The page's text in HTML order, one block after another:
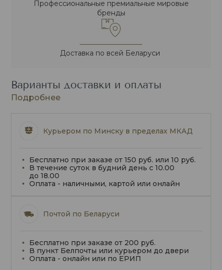
Профессиональные премиальные мировые
бренды
Доставка по всей Беларуси
Варианты доставки и оплаты
Подробнее
Курьером по Минску в пределах МКАД
Бесплатно при заказе от 150 руб. или 10 руб.
В течение суток в будний день с 10.00
до 18.00
Оплата - наличными, картой или онлайн
Почтой по Беларуси
Бесплатно при заказе от 200 руб.
В пункт Белпочты или курьером до двери
Оплата - онлайн или по ЕРИП